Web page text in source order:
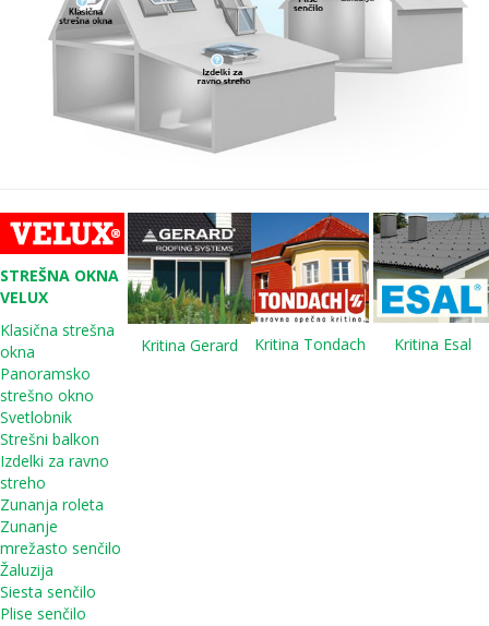
STREŠNA OKNA
VELUX
Klasična strešna
okna
Panoramsko
strešno okno
Svetlobnik
Strešni balkon
Izdelki za ravno
streho
Zunanja roleta
Zunanje
mrežasto senčilo
Žaluzija
Siesta senčilo
Plise senčilo
Kritina Gerard Kritina Tondach Kritina Esal